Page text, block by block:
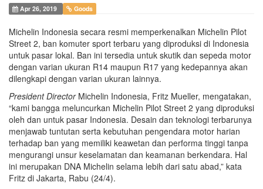
Apr 26, 2019 Goods
Michelin Indonesia secara resmi memperkenalkan Michelin Pilot
Street 2, ban komuter sport terbaru yang diproduksi di Indonesia
untuk pasar lokal. Ban ini tersedia untuk skutik dan sepeda motor
dengan varian ukuran R14 maupun R17 yang kedepannya akan
dilengkapi dengan varian ukuran lainnya.
President DirectorMichelin Indonesia, Fritz Mueller, mengatakan,
“kami bangga meluncurkan Michelin Pilot Street 2 yang diproduksi
oleh dan untuk pasar Indonesia. Desain dan teknologi terbarunya
menjawab tuntutan serta kebutuhan pengendara motor harian
terhadap ban yang memiliki keawetan dan performa tinggi tanpa
mengurangi unsur keselamatan dan keamanan berkendara. Hal
ini merupakan DNA Michelin selama lebih dari satu abad,” kata
Fritz di Jakarta, Rabu (24/4).